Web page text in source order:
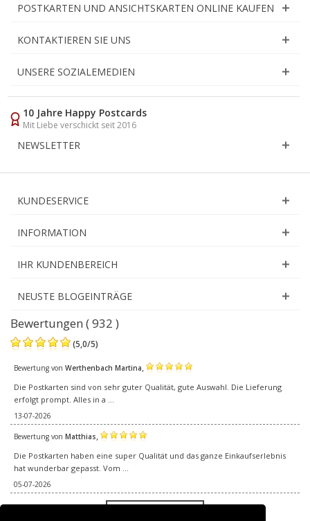
POSTKARTEN UND ANSICHTSKARTEN ONLINE KAUFEN
KONTAKTIEREN SIE UNS
UNSERE SOZIALEMEDIEN
10 Jahre Happy Postcards
Mit Liebe verschickt seit 2016
NEWSLETTER
KUNDESERVICE
INFORMATION
IHR KUNDENBEREICH
NEUSTE BLOGEINTRÄGE
Bewertungen ( 932 )
(5,0/5)
Bewertung von Werthenbach Martina,
Die Postkarten sind von sehr guter Qualität, gute Auswahl. Die Lieferung
erfolgt prompt. Alles in a ...
13-07-2026
Bewertung von Matthias,
Die Postkarten haben eine super Qualität und das ganze Einkaufserlebnis
hat wunderbar gepasst. Vom ...
05-07-2026